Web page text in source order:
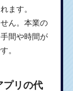
ます。
ん。本業の
間や時間が
。
プリの代